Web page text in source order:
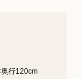
行120cm